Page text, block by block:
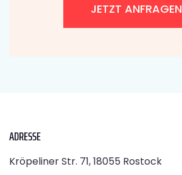
JETZT ANFRAGEN
ADRESSE
Kröpeliner Str. 71, 18055 Rostock